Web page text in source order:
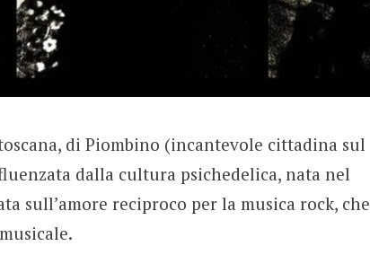
di Piombino (incantevole cittadina sul
dalla cultura psichedelica, nata nel
sull’amore reciproco per la musica rock, che